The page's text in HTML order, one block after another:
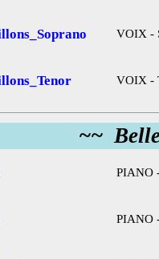
VOIX -
VOIX -
~~
PIANO
PIANO